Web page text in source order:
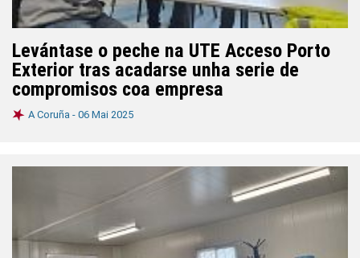
Levántase o peche na UTE Acceso Porto
Exterior tras acadarse unha serie de
compromisos coa empresa
A Coruña - 06 Mai 2025